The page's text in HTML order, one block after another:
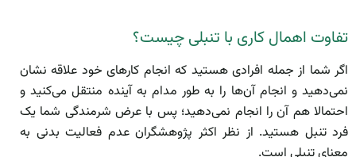
تفاوت اهمال کاری با تنبلی چیست؟
اگر شما از جمله افرادی هستید که انجام کار‌های خود علاقه نشان
نمی‌دهید و انجام آن‌ها را به طور مدام به آینده منتقل می‌کنید و
احتمالا هم آن را انجام نمی‌دهید؛ پس با عرض شرمندگی شما یک
فرد تنبل هستید. از نظر اکثر پژوهشگران عدم فعالیت بدنی به